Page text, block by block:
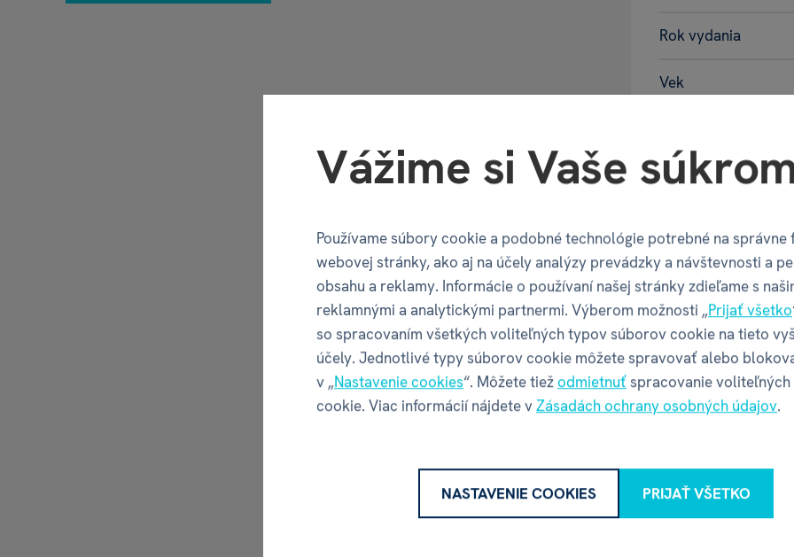
Rok vydania
Vek
Balenie
Hĺbka balenia
Výška balenia
Váha balenia
Název
Vážime si Vaše
Používame súbory cookie a podobné technológie potrebné na správne
webovej stránky, ako aj na účely analýzy prevádzky a návštevnosti a
obsahu a reklamy. Informácie o používaní našej stránky zdieľame s
reklamnými a analytickými partnermi. Výberom možnosti „Prijať všetko
so spracovaním všetkých voliteľných typov súborov cookie na tieto
účely. Jednotlivé typy súborov cookie môžete spravovať alebo
v „Nastavenie cookies“. Môžete tiežodmietnuťspracovanie
cookie. Viac informácií nájdete vZásadách ochrany osobných údajov.
NASTAVENIE COOKIES PRIJAŤ VŠETKO